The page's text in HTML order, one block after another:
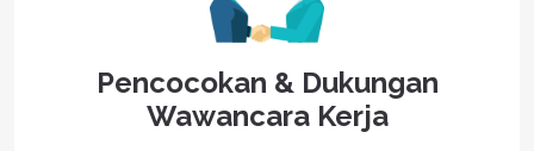
Pencocokan & Dukungan
Wawancara Kerja